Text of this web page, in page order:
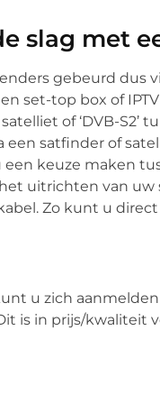
slag met
gebeurd dus
set-top box of IPTV
of ‘DVB-S2’
satfinder of
keuze maken
het uitrichten van
Zo kunt u direct
u zich
is in prijs/